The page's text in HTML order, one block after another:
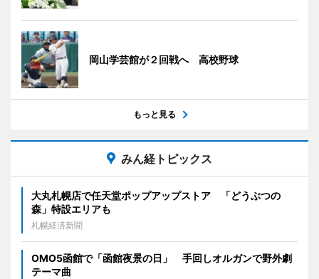
岡山学芸館が２回戦へ 高校野球
もっと見る
みん経トピックス
大丸札幌店で任天堂ポップアップストア 「どうぶつの
森」特設エリアも
札幌経済新聞
OMO5函館で「函館夜景の日」 手回しオルガンで野外劇
テーマ曲